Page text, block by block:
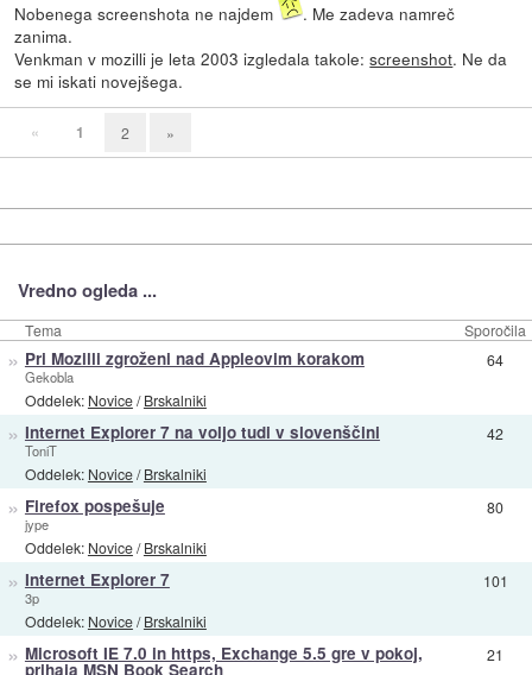
Nobenega screenshota ne najdem
. Me zadeva namreč
zanima.
Venkman v mozilli je leta 2003 izgledala takole:screenshot. Ne da
se mi iskati novejšega.
« 1 2 »
Vredno ogleda ...
Tema Sporočila
» Pri Mozilli zgroženi nad Appleovim korakom
Gekobla
Oddelek: Novice/Brskalniki
64
» Internet Explorer 7 na voljo tudi v slovenščini
ToniT
Oddelek: Novice/Brskalniki
42
» Firefox pospešuje
jype
Oddelek: Novice/Brskalniki
80
» Internet Explorer 7
3p
Oddelek: Novice/Brskalniki
101
» Microsoft IE 7.0 in https, Exchange 5.5 gre v pokoj,
prihaja MSN Book Search
21